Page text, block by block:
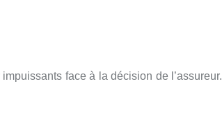
face à la décision de l’assureur.